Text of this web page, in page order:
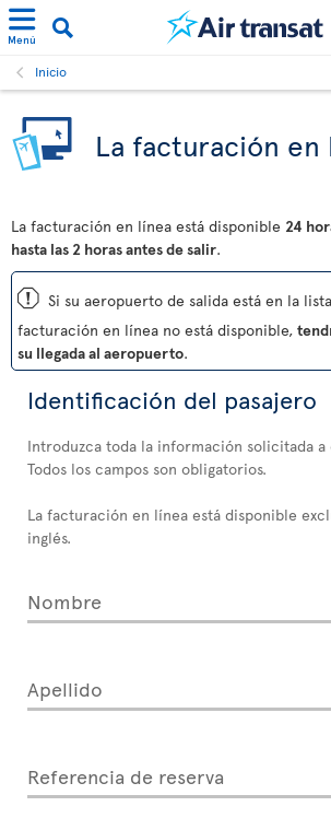
Menú
Inicio
La facturación en
La facturación en línea está disponible 24
hasta las 2 horas antes de salir.
ü Si su aeropuerto de salida está en la
facturación en línea no está disponible,
su llegada al aeropuerto.
Identificación del pasajero
Introduzca toda la información solicitada
Todos los campos son obligatorios.
La facturación en línea está disponible
inglés.
Nombre
Apellido
Referencia de reserva